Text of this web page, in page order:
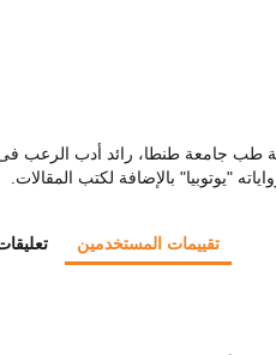
طب جامعة طنطا، رائد أدب الرعب
"يوتوبيا" بالإضافة لكتب المقالات.
تقييمات المستخدمين